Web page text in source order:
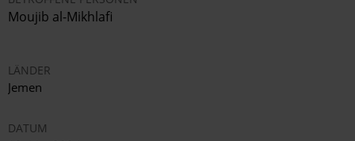
Moujib al-Mikhlafi
LÄNDER
Jemen
DATUM